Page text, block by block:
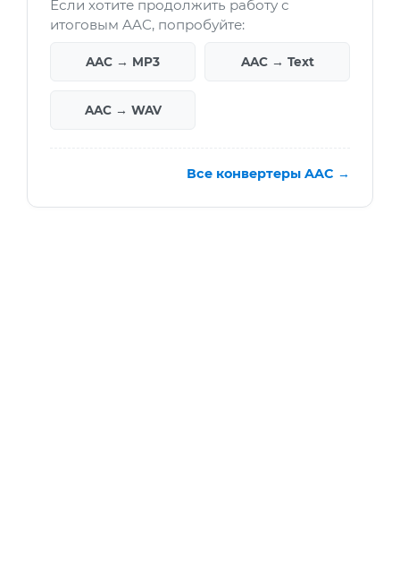
Если хотите продолжить работу с
итоговым AAC, попробуйте:
AAC → MP3 AAC → Text
AAC → WAV
Все конвертеры AAC →